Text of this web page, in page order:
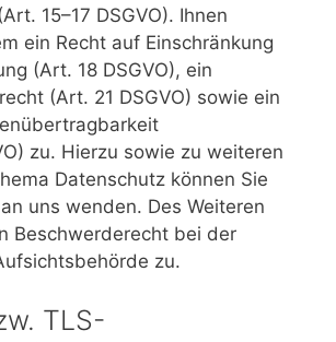
15–17 DSGVO). Ihnen
ein Recht auf Einschränkung
(Art. 18 DSGVO), ein
(Art. 21 DSGVO) sowie ein
zu. Hierzu sowie zu weiteren
Datenschutz können Sie
uns wenden. Des Weiteren
Beschwerderecht bei der
zu.
TLS-